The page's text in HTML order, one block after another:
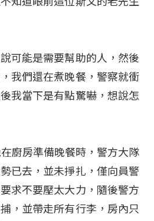
可能是需要幫助的人，然後
我們還在煮晚餐，警察就衝
我當下是有點驚嚇，想說怎
廚房準備晚餐時，警方大隊
已去，並未掙扎，僅向員警
求不要壓太大力，隨後警方
，並帶走所有行李，房內只